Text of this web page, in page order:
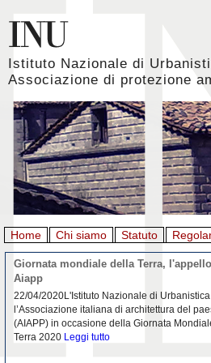
Istituto Nazionale di
Associazione di protezione
Home Chi siamo Statuto
Giornata mondiale della Terra,
Aiapp
22/04/2020L'Istituto Nazionale di
l’Associazione italiana di architettura del
(AIAPP) in occasione della Giornata
Terra 2020 Leggi tutto